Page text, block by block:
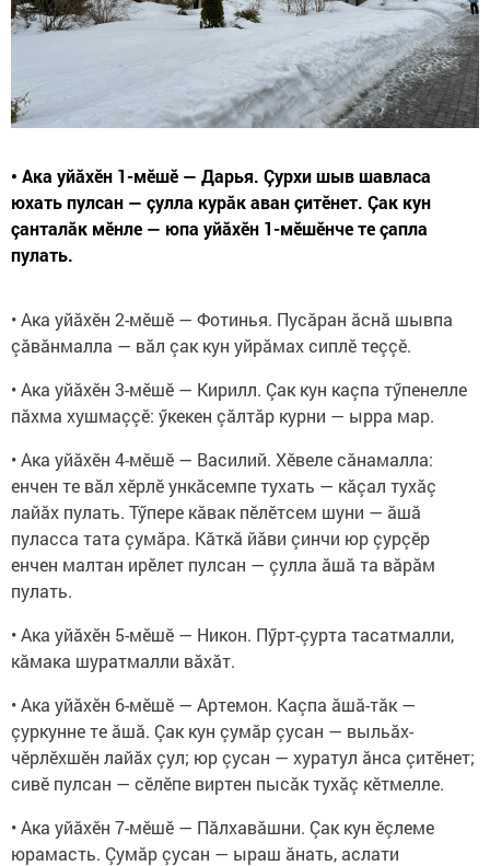
• Ака уйăхӗн 1-мӗшӗ — Дарья. Çурхи шыв шавласа
юхать пулсан — çулла курăк аван çитӗнет. Çак кун
çанталăк мӗнле — юпа уйăхӗн 1-мӗшӗнче те çапла
пулать.
• Ака уйăхӗн 2-мӗшӗ — Фотинья. Пусăран ăснă шывпа
çăвăнмалла — вăл çак кун уйрăмах сиплӗ теççӗ.
• Ака уйăхӗн 3-мӗшӗ — Кирилл. Çак кун каçпа тӳпенелле
пăхма хушмаççӗ: ӳкекен çăлтăр курни — ырра мар.
• Ака уйăхӗн 4-мӗшӗ — Василий. Хӗвеле сăнамалла:
енчен те вăл хӗрлӗ ункăсемпе тухать — кăçал тухăç
лайăх пулать. Тӳпере кăвак пӗлӗтсем шуни — ăшă
пуласса тата çумăра. Кăткă йăви çинчи юр çурçӗр
енчен малтан ирӗлет пулсан — çулла ăшă та вăрăм
пулать.
• Ака уйăхӗн 5-мӗшӗ — Никон. Пӳрт-çурта тасатмалли,
кăмака шуратмалли вăхăт.
• Ака уйăхӗн 6-мӗшӗ — Артемон. Каçпа ăшă-тăк —
çуркунне те ăшă. Çак кун çумăр çусан — выльăх-
чӗрлӗхшӗн лайăх çул; юр çусан — хуратул ăнса çитӗнет;
сивӗ пулсан — сӗлӗпе виртен пысăк тухăç кӗтмелле.
• Ака уйăхӗн 7-мӗшӗ — Пăлхавăшни. Çак кун ӗçлеме
юрамасть. Çумăр çусан — ыраш ăнать, аслати